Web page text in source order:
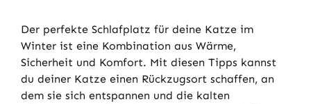
Der perfekte Schlafplatz für deine Katze im
Winter ist eine Kombination aus Wärme,
Sicherheit und Komfort. Mit diesen Tipps kannst
du deiner Katze einen Rückzugsort schaffen, an
dem sie sich entspannen und die kalten